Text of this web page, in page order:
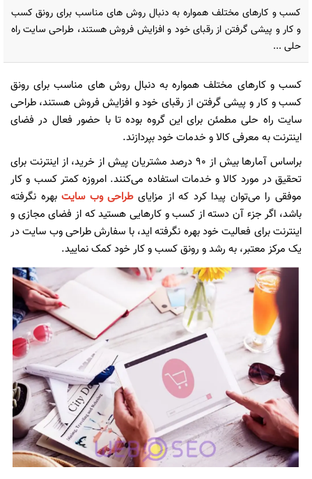
کسب و کارهای مختلف همواره به دنبال روش های مناسب برای رونق کسب
و کار و پیشی گرفتن از رقبای خود و افزایش فروش هستند، طراحی سایت راه
حلی ...
کسب و کارهای مختلف همواره به دنبال روش های مناسب برای رونق
کسب و کار و پیشی گرفتن از رقبای خود و افزایش فروش هستند، طراحی
سایت راه حلی مطمئن برای این گروه بوده تا با حضور فعال در فضای
اینترنت به معرفی کالا و خدمات خود بپردازند.
براساس آمارها بیش از 90 درصد مشتریان پیش از خرید، از اینترنت برای
تحقیق در مورد کالا و خدمات استفاده می‌کنند. امروزه کمتر کسب و کار
موفقی را می‌توان پیدا کرد که از مزایایطراحی وب سایت بهره نگرفته
باشد، اگر جزء آن دسته از کسب و کارهایی هستید که از فضای مجازی و
اینترنت برای فعالیت خود بهره نگرفته اید، با سفارش طراحی وب سایت در
یک مرکز معتبر، به رشد و رونق کسب و کار خود کمک نمایید.